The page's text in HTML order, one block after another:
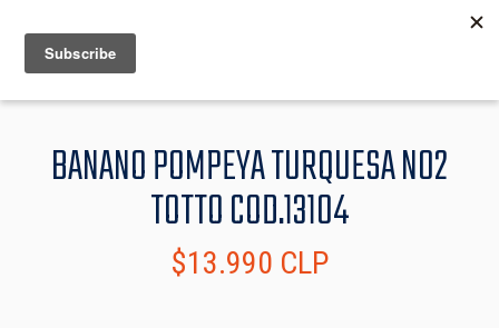
MENU
BANANO POMPEYA TURQUESA N02
TOTTO COD.13104
$13.990 CLP